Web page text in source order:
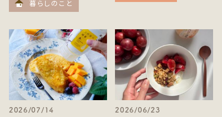
暮らしのこと
2026/07/14 2026/06/23